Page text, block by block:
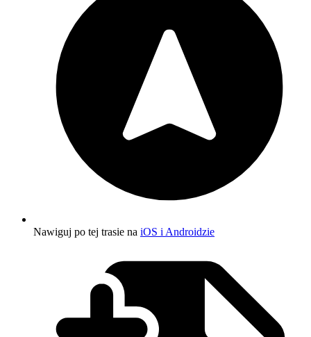
Nawiguj po tej trasie na iOS i Androidzie